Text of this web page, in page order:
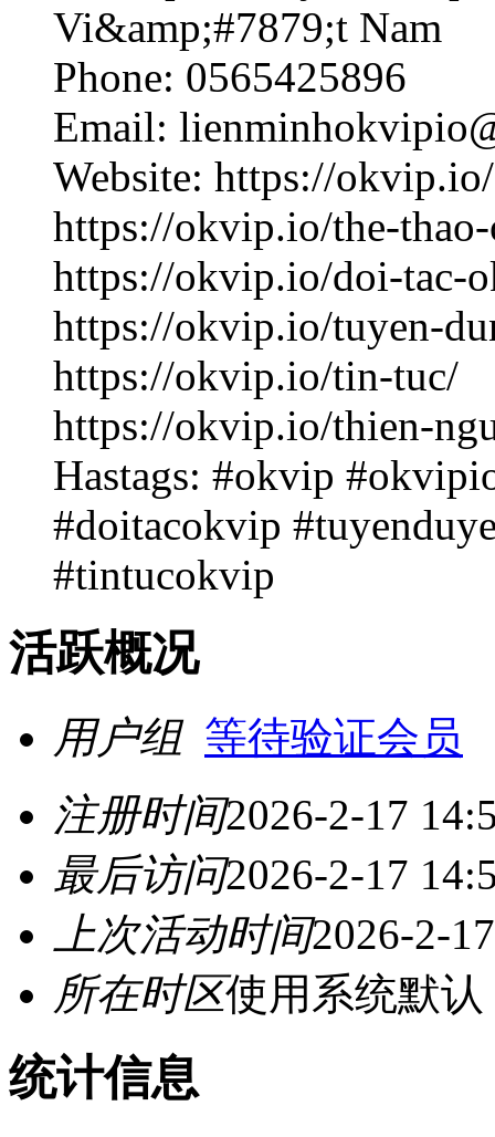
Vi&amp;#7879;t Nam
Phone: 0565425896
Email:
Website: https://okvip.io/
https://okvip.io/the-
https://okvip.io/doi-tac-
https://okvip.io/tuyen-
https://okvip.io/tin-tuc/
https://okvip.io/thien-
Hastags: #okvip
#doitacokvip
#tintucokvip
活跃概况
用户组 等待验证会员
注册时间2026-2-17
最后访问2026-2-17
上次活动时间2026-2-
所在时区使用系统默认
统计信息